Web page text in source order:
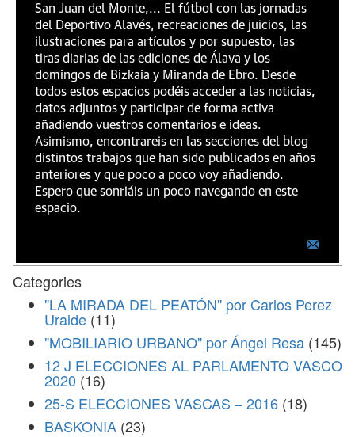
San Juan del Monte,... El fútbol con las jornadas
del Deportivo Alavés, recreaciones de juicios, las
ilustraciones para artículos y por supuesto, las
tiras diarias de las ediciones de Álava y los
domingos de Bizkaia y Miranda de Ebro. Desde
todos estos espacios podéis acceder a las noticias,
datos adjuntos y participar de forma activa
añadiendo vuestros comentarios e ideas.
Asimismo, encontrareis en las secciones del blog
distintos trabajos que han sido publicados en años
anteriores y que poco a poco voy añadiendo.
Espero que sonriáis un poco navegando en este
espacio.
Categories
"LA MIRADA DEL PEATÓN" por Carlos Perez
Uralde (11)
"MOBILIARIO URBANO" por Ángel Resa (145)
12 J ELECCIONES AL PARLAMENTO VASCO
2020 (16)
25-S ELECCIONES VASCAS – 2016 (18)
BASKONIA (23)